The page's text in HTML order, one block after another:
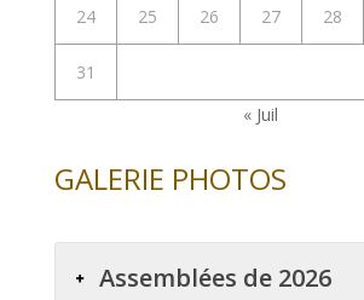
24 25 26 27 28
31
« Juil
GALERIE PHOTOS
Assemblées de 2026